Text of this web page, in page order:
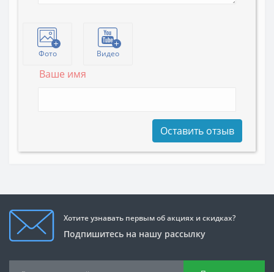
Фото Видео
Ваше имя
Оставить отзыв
Хотите узнавать первым об акциях и скидках?
Подпишитесь на нашу рассылку